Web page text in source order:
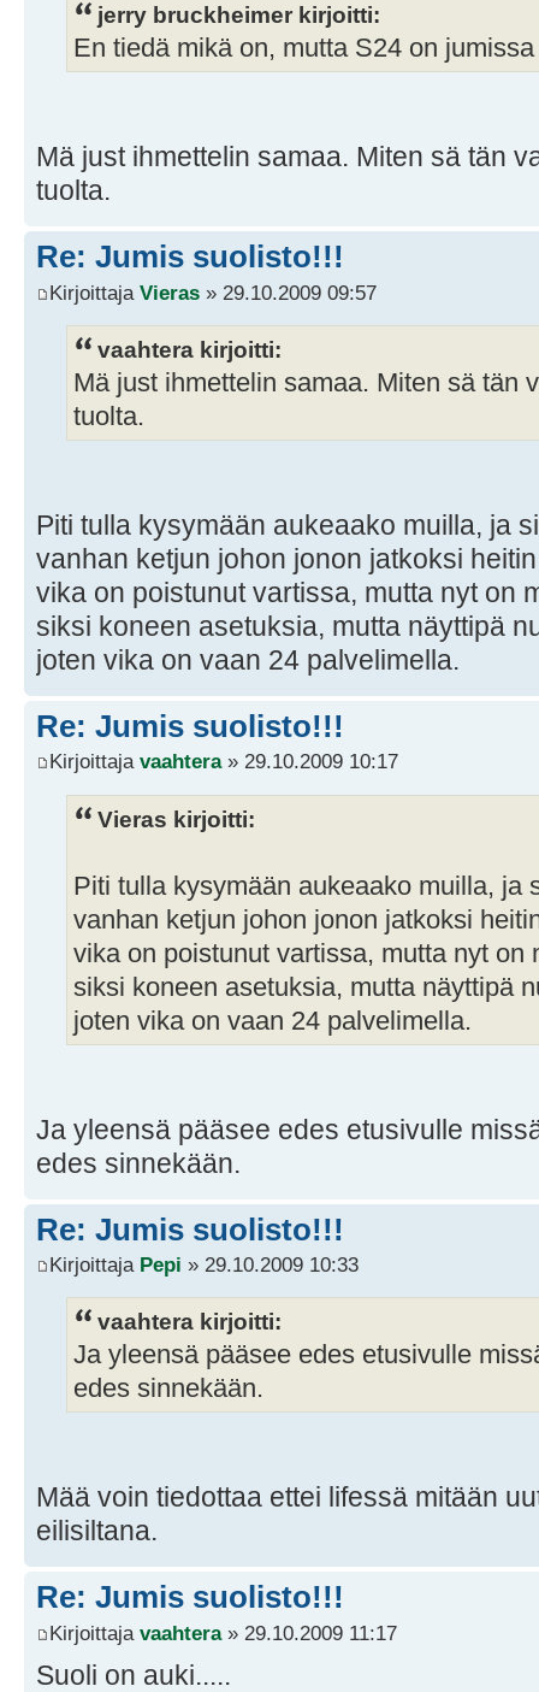
jerry bruckheimer kirjoitti:
En tiedä mikä on, mutta S24 on
Mä just ihmettelin samaa. Miten sä tän
tuolta.
Re: Jumis suolisto!!!
Kirjoittaja Vieras » 29.10.2009 09:57
vaahtera kirjoitti:
Mä just ihmettelin samaa. Miten sä tän
tuolta.
Piti tulla kysymään aukeaako muilla, ja
vanhan ketjun johon jonon jatkoksi
vika on poistunut vartissa, mutta nyt on
siksi koneen asetuksia, mutta näyttipä
joten vika on vaan 24 palvelimella.
Re: Jumis suolisto!!!
Kirjoittaja vaahtera» 29.10.2009 10:17
Vieras kirjoitti:
Piti tulla kysymään aukeaako muilla, ja
vanhan ketjun johon jonon jatkoksi
vika on poistunut vartissa, mutta nyt on
siksi koneen asetuksia, mutta näyttipä
joten vika on vaan 24 palvelimella.
Ja yleensä pääsee edes etusivulle
edes sinnekään.
Re: Jumis suolisto!!!
Kirjoittaja Pepi » 29.10.2009 10:33
vaahtera kirjoitti:
Ja yleensä pääsee edes etusivulle
edes sinnekään.
Mää voin tiedottaa ettei lifessä mitään
eilisiltana.
Re: Jumis suolisto!!!
Kirjoittaja vaahtera» 29.10.2009 11:17
Suoli on auki.....